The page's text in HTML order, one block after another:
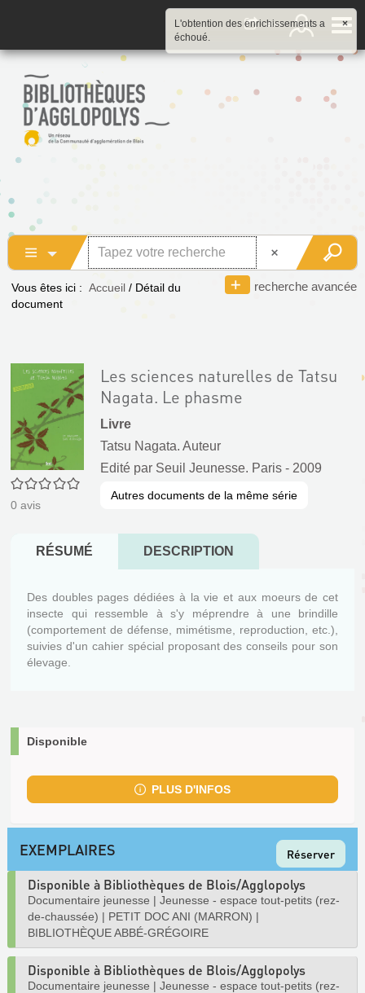
recherche avancée
Vous êtes ici : Accueil / Détail du
document
0/5
0 avis
Les sciences naturelles de Tatsu
Nagata. Le phasme
Livre
Tatsu Nagata. Auteur
Edité par Seuil Jeunesse. Paris - 2009
Autres documents de la même série
RÉSUMÉ DESCRIPTION
Des doubles pages dédiées à la vie et aux moeurs de cet
insecte qui ressemble à s'y méprendre à une brindille
(comportement de défense, mimétisme, reproduction, etc.),
suivies d'un cahier spécial proposant des conseils pour son
élevage.
Disponible
PLUS D'INFOS
EXEMPLAIRES Réserver
Disponible à Bibliothèques de Blois/Agglopolys
Documentaire jeunesse | Jeunesse - espace tout-petits (rez-
de-chaussée) | PETIT DOC ANI (MARRON) |
BIBLIOTHÈQUE ABBÉ-GRÉGOIRE
Disponible à Bibliothèques de Blois/Agglopolys
Documentaire jeunesse | Jeunesse - espace tout-petits (rez-
×
L'obtention des enrichissements a
échoué.